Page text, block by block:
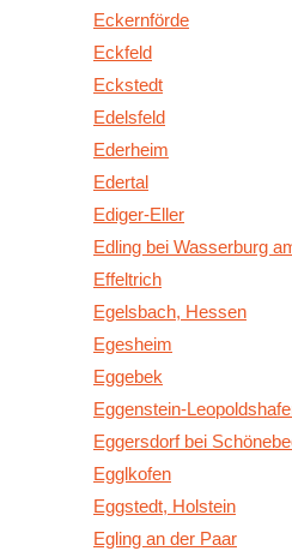
Eckernförde
Eckfeld
Eckstedt
Edelsfeld
Ederheim
Edertal
Ediger-Eller
Edling bei Wasserburg
Effeltrich
Egelsbach, Hessen
Egesheim
Eggebek
Eggenstein-
Eggersdorf bei
Egglkofen
Eggstedt, Holstein
Egling an der Paar